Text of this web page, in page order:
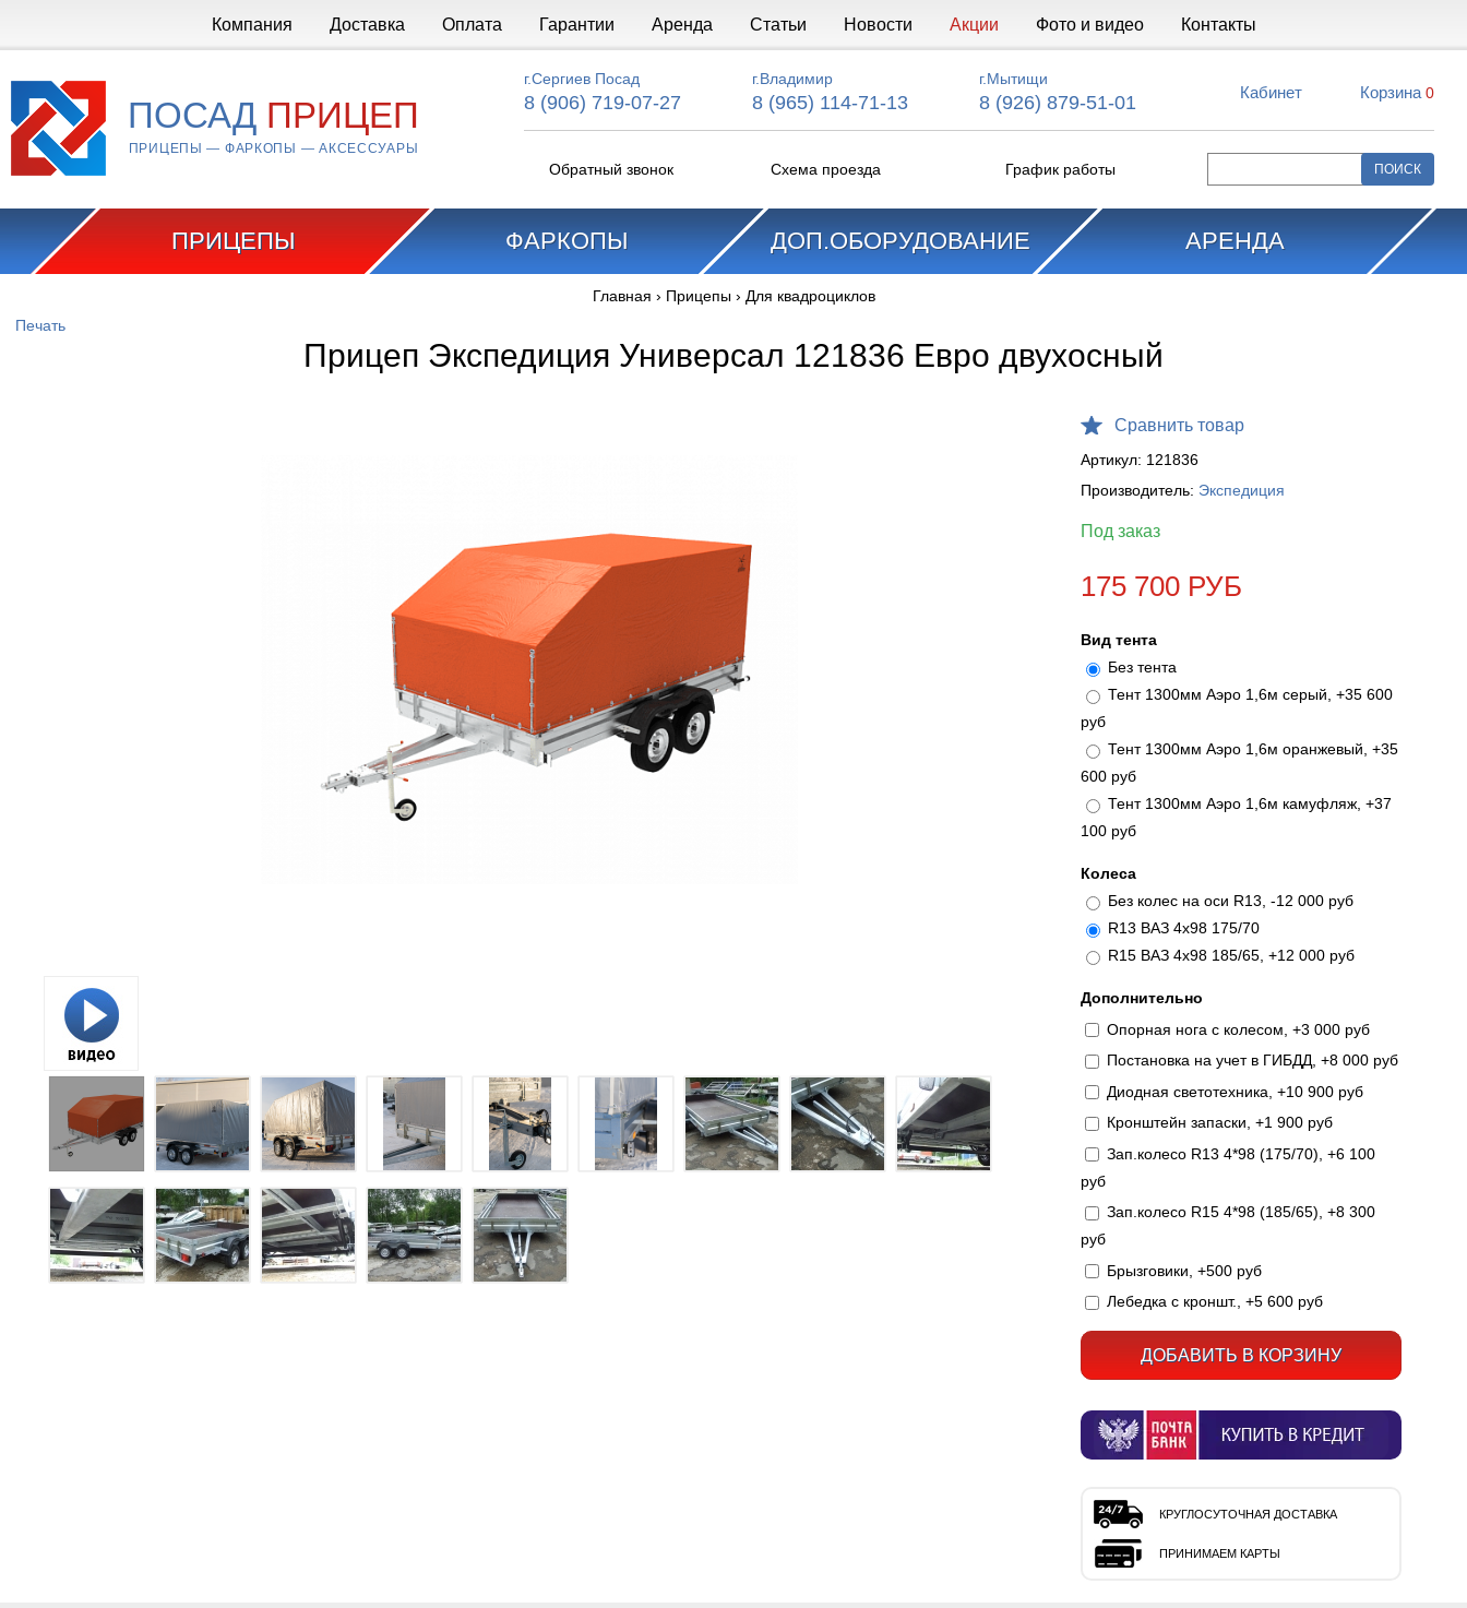
Компания Доставка Оплата Гарантии Аренда Статьи Новости Акции Фото и видео Контакты
ПОСАД ПРИЦЕП
ПРИЦЕПЫ — ФАРКОПЫ — АКСЕССУАРЫ
г.Сергиев Посад
8 (906) 719-07-27
г.Владимир
8 (965) 114-71-13
г.Мытищи
8 (926) 879-51-01 Кабинет Корзина 0
Обратный звонок Схема проезда График работы
ПРИЦЕПЫ ФАРКОПЫ ДОП.ОБОРУДОВАНИЕ АРЕНДА
Главная › Прицепы› Для квадроциклов
Печать
Прицеп Экспедиция Универсал 121836 Евро двухосный
Сравнить товар
Артикул: 121836
Производитель: Экспедиция
Под заказ
175 700 РУБ
Вид тента
Без тента
Тент 1300мм Аэро 1,6м серый, +35 600
руб
Тент 1300мм Аэро 1,6м оранжевый, +35
600 руб
Тент 1300мм Аэро 1,6м камуфляж, +37
100 руб
Колеса
Без колес на оси R13, -12 000 руб
R13 ВАЗ 4х98 175/70
R15 ВАЗ 4х98 185/65, +12 000 руб
Дополнительно
Опорная нога с колесом, +3 000 руб
Постановка на учет в ГИБДД, +8 000 руб
Диодная светотехника, +10 900 руб
Кронштейн запаски, +1 900 руб
Зап.колесо R13 4*98 (175/70), +6 100
руб
Зап.колесо R15 4*98 (185/65), +8 300
руб
Брызговики, +500 руб
Лебедка с кроншт., +5 600 руб
КРУГЛОСУТОЧНАЯ ДОСТАВКА
ПРИНИМАЕМ КАРТЫ